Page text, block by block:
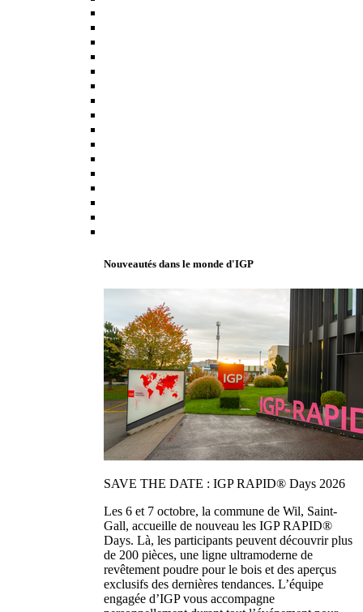
Nouveautés dans le monde d'IGP
SAVE THE DATE : IGP RAPID® Days 2026
Les 6 et 7 octobre, la commune de Wil, Saint-
Gall, accueille de nouveau les IGP RAPID®
Days. Là, les participants peuvent découvrir plus
de 200 pièces, une ligne ultramoderne de
revêtement poudre pour le bois et des aperçus
exclusifs des dernières tendances. L’équipe
engagée d’IGP vous accompagne